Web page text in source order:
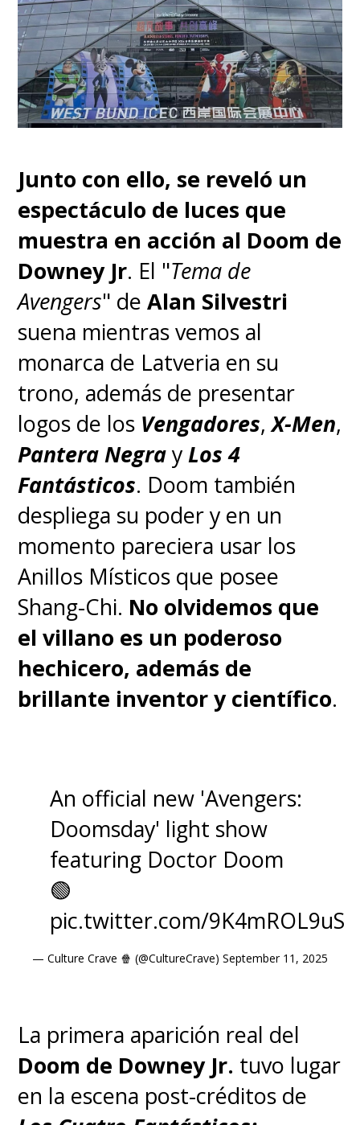
Junto con ello, se reveló un
espectáculo de luces que
muestra en acción al Doom de
Downey Jr. El "Tema de
Avengers" deAlan Silvestri
suena mientras vemos al
monarca de Latveria en su
trono, además de presentar
logos de los Vengadores,X-Men,
Pantera NegrayLos 4
Fantásticos. Doom también
despliega su poder y en un
momento pareciera usar los
Anillos Místicos que posee
Shang-Chi. No olvidemos que
el villano es un poderoso
hechicero, además de
brillante inventor y científico.
An official new 'Avengers:
Doomsday' light show
featuring Doctor Doom
🟢
pic.twitter.com/9K4mROL9uS
— Culture Crave 🍿 (@CultureCrave) September 11, 2025
La primera aparición real del
Doom de Downey Jr. tuvo lugar
en la escena post-créditos de